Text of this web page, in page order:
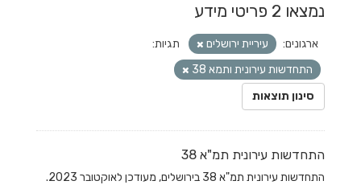
נמצאו 2 פריטי מידע
ארגונים: עיריית ירושלים
תגיות:
התחדשות עירונית ותמא 38
סינון תוצאות
התחדשות עירונית תמ"א 38
התחדשות עירונית תמ"א 38 בירושלים, מעודכן לאוקטובר 2023.